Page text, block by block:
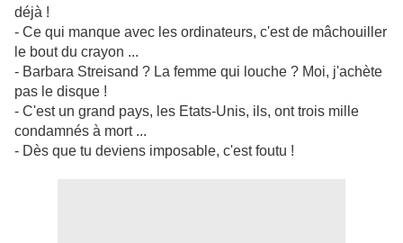
déjà !
- Ce qui manque avec les ordinateurs, c'est de mâchouiller
le bout du crayon ...
- Barbara Streisand ? La femme qui louche ? Moi, j'achète
pas le disque !
- C'est un grand pays, les Etats-Unis, ils, ont trois mille
condamnés à mort ...
- Dès que tu deviens imposable, c'est foutu !